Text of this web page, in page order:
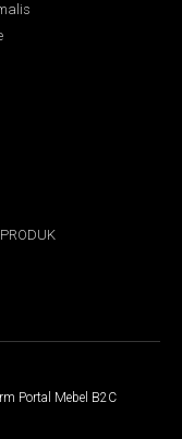
Portal Mebel B2C